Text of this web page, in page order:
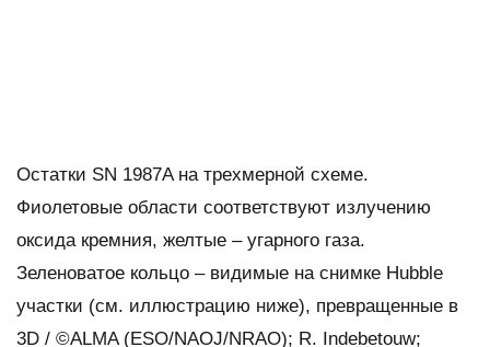
Остатки SN 1987A на трехмерной схеме.
Фиолетовые области соответствуют излучению
оксида кремния, желтые – угарного газа.
Зеленоватое кольцо – видимые на снимке Hubble
участки (см. иллюстрацию ниже), превращенные в
3D / ©ALMA (ESO/NAOJ/NRAO); R. Indebetouw;